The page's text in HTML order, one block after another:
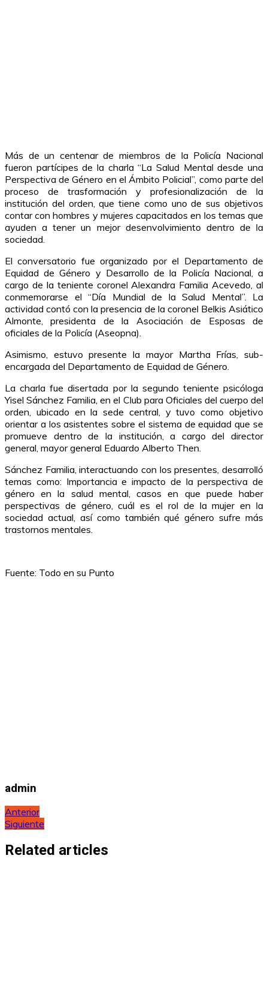
Más de un centenar de miembros de la Policía Nacional
fueron partícipes de la charla “La Salud Mental desde una
Perspectiva de Género en el Ámbito Policial”, como parte del
proceso de trasformación y profesionalización de la
institución del orden, que tiene como uno de sus objetivos
contar con hombres y mujeres capacitados en los temas que
ayuden a tener un mejor desenvolvimiento dentro de la
sociedad.
El conversatorio fue organizado por el Departamento de
Equidad de Género y Desarrollo de la Policía Nacional, a
cargo de la teniente coronel Alexandra Familia Acevedo, al
conmemorarse el “Día Mundial de la Salud Mental”. La
actividad contó con la presencia de la coronel Belkis Asiático
Almonte, presidenta de la Asociación de Esposas de
oficiales de la Policía (Aseopna).
Asimismo, estuvo presente la mayor Martha Frías, sub-
encargada del Departamento de Equidad de Género.
La charla fue disertada por la segundo teniente psicóloga
Yisel Sánchez Familia, en el Club para Oficiales del cuerpo del
orden, ubicado en la sede central, y tuvo como objetivo
orientar a los asistentes sobre el sistema de equidad que se
promueve dentro de la institución, a cargo del director
general, mayor general Eduardo Alberto Then.
Sánchez Familia, interactuando con los presentes, desarrolló
temas como: Importancia e impacto de la perspectiva de
género en la salud mental, casos en que puede haber
perspectivas de género, cuál es el rol de la mujer en la
sociedad actual, así como también qué género sufre más
trastornos mentales.
Fuente: Todo en su Punto
admin
Navegación
de
entradas
Anterior
Siguiente
Related articles